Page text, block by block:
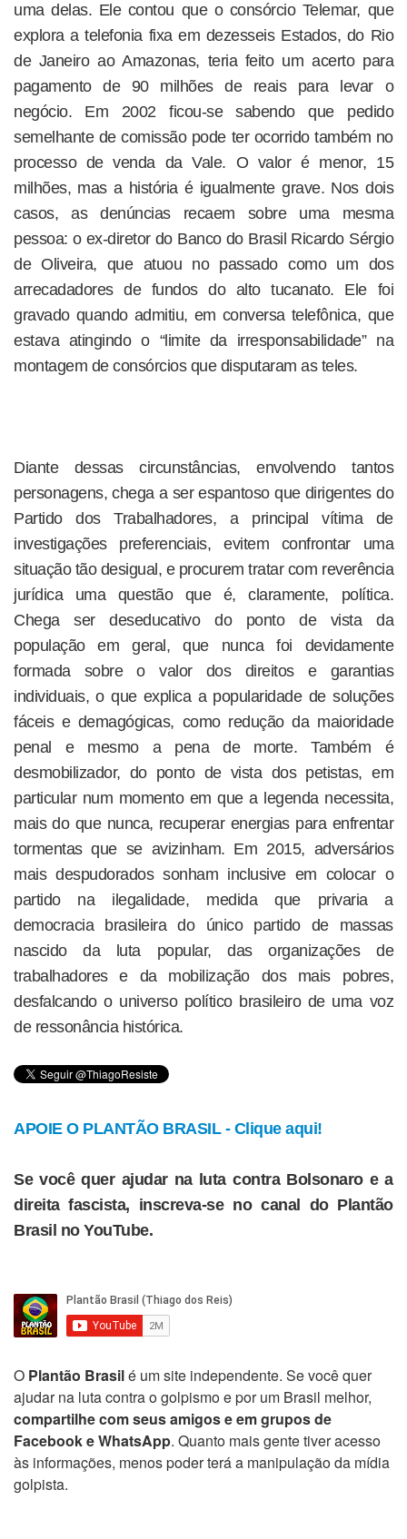
uma delas. Ele contou que o consórcio Telemar, que
explora a telefonia fixa em dezesseis Estados, do Rio
de Janeiro ao Amazonas, teria feito um acerto para
pagamento de 90 milhões de reais para levar o
negócio. Em 2002 ficou-se sabendo que pedido
semelhante de comissão pode ter ocorrido também no
processo de venda da Vale. O valor é menor, 15
milhões, mas a história é igualmente grave. Nos dois
casos, as denúncias recaem sobre uma mesma
pessoa: o ex-diretor do Banco do Brasil Ricardo Sérgio
de Oliveira, que atuou no passado como um dos
arrecadadores de fundos do alto tucanato. Ele foi
gravado quando admitiu, em conversa telefônica, que
estava atingindo o “limite da irresponsabilidade” na
montagem de consórcios que disputaram as teles.
Diante dessas circunstâncias, envolvendo tantos
personagens, chega a ser espantoso que dirigentes do
Partido dos Trabalhadores, a principal vítima de
investigações preferenciais, evitem confrontar uma
situação tão desigual, e procurem tratar com reverência
jurídica uma questão que é, claramente, política.
Chega ser deseducativo do ponto de vista da
população em geral, que nunca foi devidamente
formada sobre o valor dos direitos e garantias
individuais, o que explica a popularidade de soluções
fáceis e demagógicas, como redução da maioridade
penal e mesmo a pena de morte. Também é
desmobilizador, do ponto de vista dos petistas, em
particular num momento em que a legenda necessita,
mais do que nunca, recuperar energias para enfrentar
tormentas que se avizinham. Em 2015, adversários
mais despudorados sonham inclusive em colocar o
partido na ilegalidade, medida que privaria a
democracia brasileira do único partido de massas
nascido da luta popular, das organizações de
trabalhadores e da mobilização dos mais pobres,
desfalcando o universo político brasileiro de uma voz
de ressonância histórica.
APOIE O PLANTÃO BRASIL - Clique aqui!
Se você quer ajudar na luta contra Bolsonaro e a
direita fascista, inscreva-se no canal do Plantão
Brasil no YouTube.
O Plantão Brasilé um site independente. Se você quer
ajudar na luta contra o golpismo e por um Brasil melhor,
compartilhe com seus amigos e em grupos de
Facebook e WhatsApp. Quanto mais gente tiver acesso
às informações, menos poder terá a manipulação da mídia
golpista.